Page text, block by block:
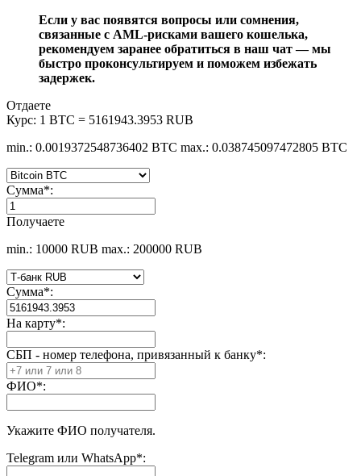
Если у вас появятся вопросы или сомнения,
связанные с AML-рисками вашего кошелька,
рекомендуем заранее обратиться в наш чат — мы
быстро проконсультируем и поможем избежать
задержек.
Отдаете
Курс: 1 BTC = 5161943.3953 RUB
min.: 0.0019372548736402 BTC max.: 0.038745097472805 BTC
Сумма*:
Получаете
min.: 10000 RUB max.: 200000 RUB
Сумма*:
На карту*:
СБП - номер телефона, привязанный к банку*:
ФИО*:
Укажите ФИО получателя.
Telegram или WhatsApp*: